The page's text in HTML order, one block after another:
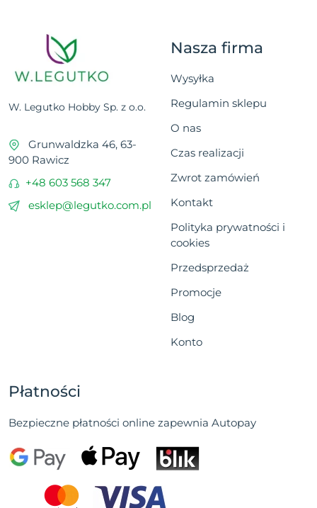
W. Legutko Hobby Sp. z o.o.
Grunwaldzka 46, 63-
900 Rawicz
+48 603 568 347
esklep@legutko.com.pl
Nasza firma
Wysyłka
Regulamin sklepu
O nas
Czas realizacji
Zwrot zamówień
Kontakt
Polityka prywatności i
cookies
Przedsprzedaż
Promocje
Blog
Konto
Płatności
Bezpieczne płatności online zapewnia Autopay